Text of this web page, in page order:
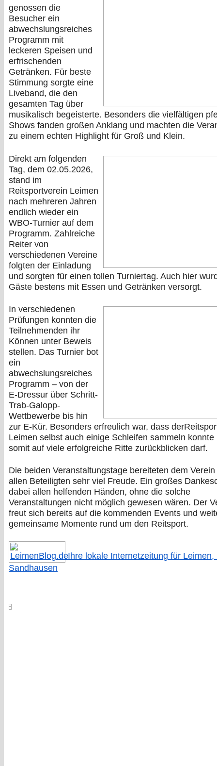
genossen die
Besucher ein
abwechslungsreiches
Programm mit
leckeren Speisen und
erfrischenden
Getränken. Für beste
Stimmung sorgte eine
Liveband, die den
gesamten Tag über
musikalisch begeisterte. Besonders die vielfältigen
Shows fanden großen Anklang und machten die
zu einem echten Highlight für Groß und Klein.
Direkt am folgenden
Tag, dem 02.05.2026,
stand im
Reitsportverein Leimen
nach mehreren Jahren
endlich wieder ein
WBO-Turnier auf dem
Programm. Zahlreiche
Reiter von
verschiedenen Vereine
folgten der Einladung
und sorgten für einen tollen Turniertag. Auch hier
Gäste bestens mit Essen und Getränken versorgt.
In verschiedenen
Prüfungen konnten die
Teilnehmenden ihr
Können unter Beweis
stellen. Das Turnier bot
ein
abwechslungsreiches
Programm – von der
E-Dressur über Schritt-
Trab-Galopp-
Wettbewerbe bis hin
zur E-Kür. Besonders erfreulich war, dass
Leimen selbst auch einige Schleifen sammeln konnte
somit auf viele erfolgreiche Ritte zurückblicken darf.
Die beiden Veranstaltungstage bereiteten dem
allen Beteiligten sehr viel Freude. Ein großes
dabei allen helfenden Händen, ohne die solche
Veranstaltungen nicht möglich gewesen wären. Der
freut sich bereits auf die kommenden Events und
gemeinsame Momente rund um den Reitsport.
Ihre lokale Internetzeitung für Leimen,
Sandhausen